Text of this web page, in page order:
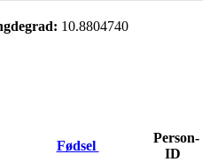
10.8804740
Fødsel
Person-
ID